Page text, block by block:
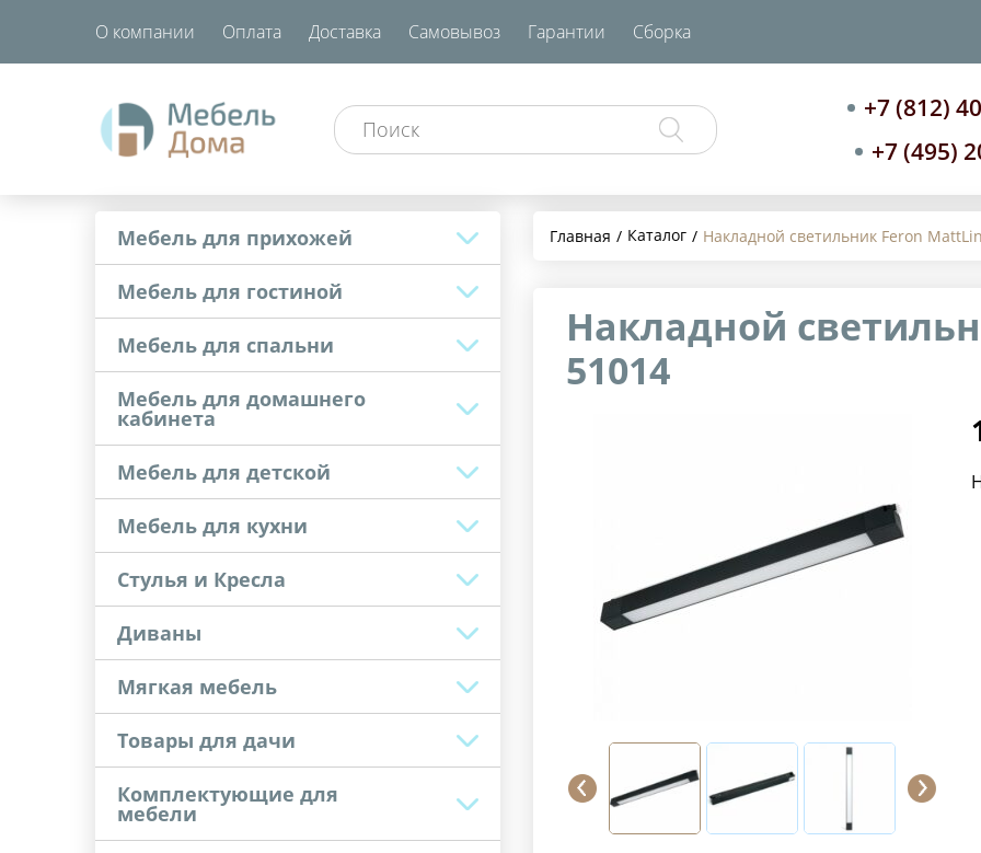
О компании Оплата Доставка Самовывоз Гарантии Сборка
+7 (812)
+7 (495)
Мебель для прихожей
Мебель для гостиной
Мебель для спальни
Мебель для домашнего
кабинета
Мебель для детской
Мебель для кухни
Стулья и Кресла
Диваны
Мягкая мебель
Товары для дачи
Комплектующие для
мебели
Главная Каталог Накладной светильник Feron
Накладной
51014